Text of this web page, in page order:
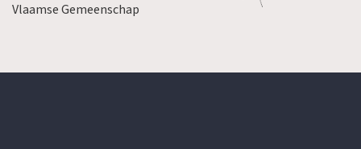
Vlaamse Gemeenschap